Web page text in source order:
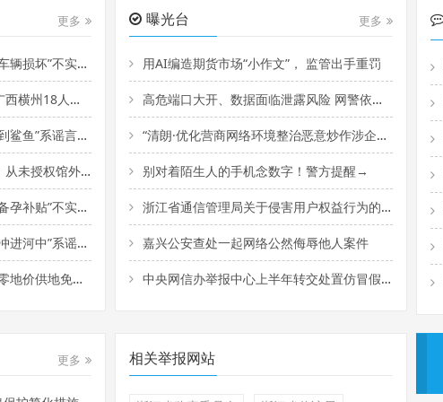
更多
（2026·08·06）
处（2026·08·05）
（2026·08·04）
码（2026·08·03）
（2026·07·31）
（2026·07·30）
言（2026·07·29）
曝光台 更多
用AI编造期货市场“小作文”， 监管出手重罚
高危端口大开、数据面临泄露风险 网警依法查处一未依法履行网络安全保护义务案
“清朗·优化营商网络环境整治恶意炒作涉企信息”专项行动公开曝光一批典型案例
别对着陌生人的手机念数字！警方提醒→
浙江省通信管理局关于侵害用户权益行为的APP（小程序）通报
嘉兴公安查处一起网络公然侮辱他人案件
中央网信办举报中心上半年转交处置仿冒假冒网站759个
更多 相关举报网站